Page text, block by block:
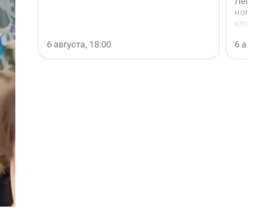
6 августа, 18:00
области».
6